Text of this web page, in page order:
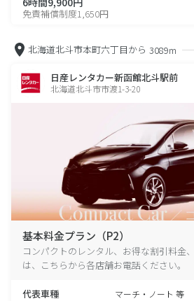
免責補償制度1,650円
北海道北斗市本町六丁目から 3089m
日産レンタカー新函館北斗駅前
北海道北斗市市渡1-3-20
基本料金プラン（P2）
コンパクトのレンタル、お得な割引料金
は、こちらから各店舗お電話ください。
代表車種 マーチ・ノート 等